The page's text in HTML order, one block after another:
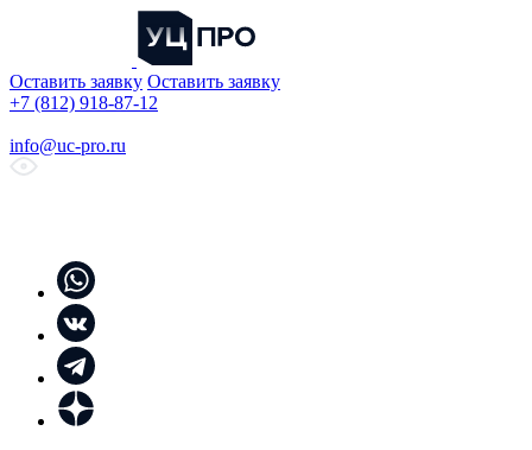
Оставить заявку Оставить заявку
+7 (812) 918-87-12
info@uc-pro.ru